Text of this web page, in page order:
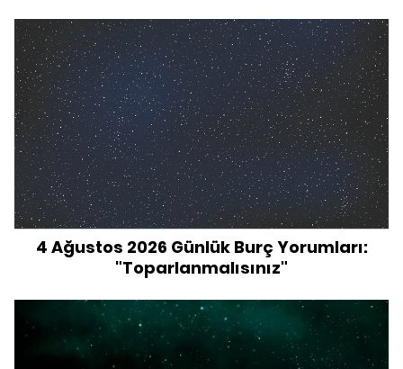
4 Ağustos 2026 Günlük Burç Yorumları:
"Toparlanmalısınız"